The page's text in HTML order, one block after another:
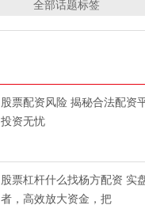
全部话题标签
股票配资风险 揭秘合法配资
投资无忧
股票杠杆什么找杨方配资 实
者，高效放大资金，把